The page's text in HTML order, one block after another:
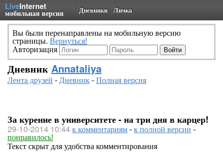
LiveInternet
мобильная версия Дневники Личка
Вы были перенаправлены на мобильную версию
страницы. Вернуться!
Авторизация
Дневник Annataliya
Лента друзей -Дневник-Полная версия
За курение в университете - на три дня в карцер!
29-10-2014 10:44к комментариям-к полной версии -
понравилось!
Текст скрыт для удобства комментирования